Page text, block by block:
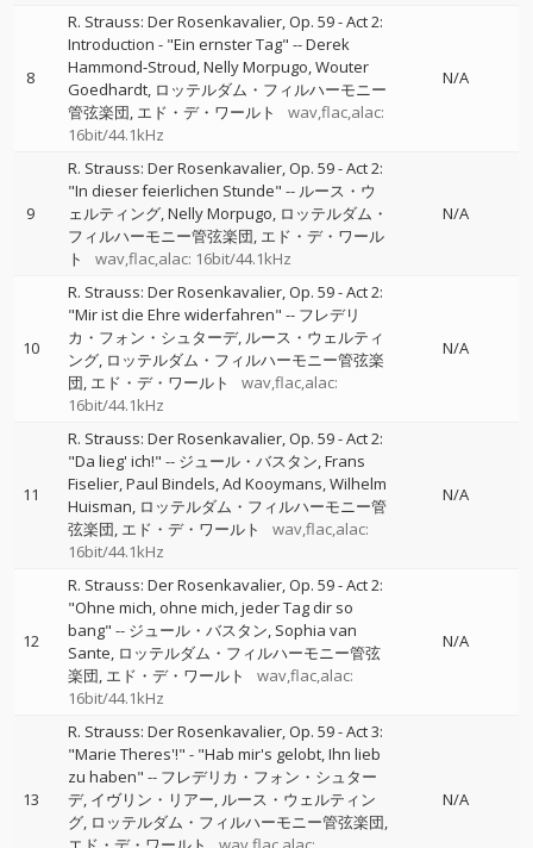
8
R. Strauss: Der Rosenkavalier, Op. 59 - Act 2:
Introduction - "Ein ernster Tag" --Derek
Hammond-Stroud Nelly Morpugo Wouter
Goedhardt ロッテルダム・フィルハーモニー
管弦楽団 エド・デ・ワールト
wav,flac,alac:
16bit/44.1kHz
N/A
9
R. Strauss: Der Rosenkavalier, Op. 59 - Act 2:
"In dieser feierlichen Stunde" -- ルース・ウ
ェルティング Nelly Morpugo ロッテルダム・
フィルハーモニー管弦楽団 エド・デ・ワール
ト
wav,flac,alac: 16bit/44.1kHz
N/A
10
R. Strauss: Der Rosenkavalier, Op. 59 - Act 2:
"Mir ist die Ehre widerfahren" -- フレデリ
カ・フォン・シュターデ ルース・ウェルティ
ング ロッテルダム・フィルハーモニー管弦楽
団 エド・デ・ワールト
wav,flac,alac:
16bit/44.1kHz
N/A
11
R. Strauss: Der Rosenkavalier, Op. 59 - Act 2:
"Da lieg' ich!" -- ジュール・バスタン Frans
Fiselier Paul Bindels Ad Kooymans Wilhelm
Huisman ロッテルダム・フィルハーモニー管
弦楽団 エド・デ・ワールト
wav,flac,alac:
16bit/44.1kHz
N/A
12
R. Strauss: Der Rosenkavalier, Op. 59 - Act 2:
"Ohne mich, ohne mich, jeder Tag dir so
bang" -- ジュール・バスタン Sophia van
Sante ロッテルダム・フィルハーモニー管弦
楽団 エド・デ・ワールト
wav,flac,alac:
16bit/44.1kHz
N/A
13
R. Strauss: Der Rosenkavalier, Op. 59 - Act 3:
"Marie Theres'!" - "Hab mir's gelobt, Ihn lieb
zu haben" -- フレデリカ・フォン・シュター
デ イヴリン・リアー ルース・ウェルティン
グ ロッテルダム・フィルハーモニー管弦楽団
N/A